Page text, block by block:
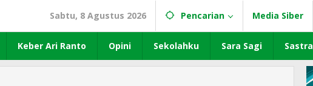
Sabtu, 8 Agustus 2026 Pencarian Media Siber
Keber Ari Ranto Opini Sekolahku Sara Sagi Sastra